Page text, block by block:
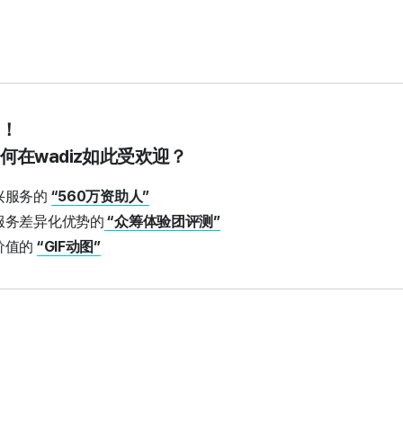
在wadiz如此受欢迎？
服务的 “560万资助人”
差异化优势的 “众筹体验团评测”
值的 “GIF动图”